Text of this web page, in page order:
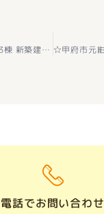
☆【甲斐市龍地｜全3棟 新築建売住宅 販売開始のお知らせ
電話でお問い合わせ